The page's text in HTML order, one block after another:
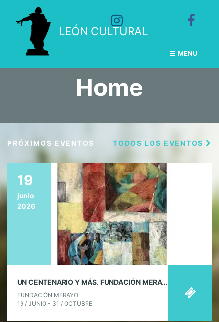
LEÓN CULTURAL
MENU
Home
TODOS LOS EVENTOS
PRÓXIMOS EVENTOS
19
junio
2026
UN CENTENARIO Y MÁS. FUNDACIÓN MERAYO
FUNDACIÓN MERAYO
19 / JUNIO - 31 / OCTUBRE